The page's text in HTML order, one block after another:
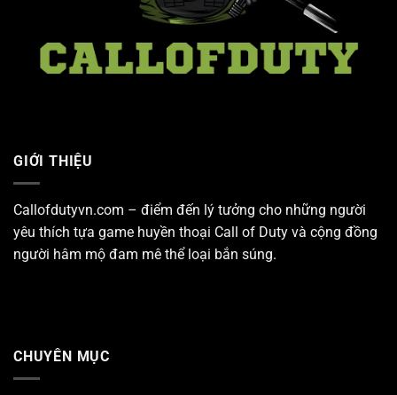
GIỚI THIỆU
Callofdutyvn.com – điểm đến lý tưởng cho những người
yêu thích tựa game huyền thoại Call of Duty và cộng đồng
người hâm mộ đam mê thể loại bắn súng.
CHUYÊN MỤC